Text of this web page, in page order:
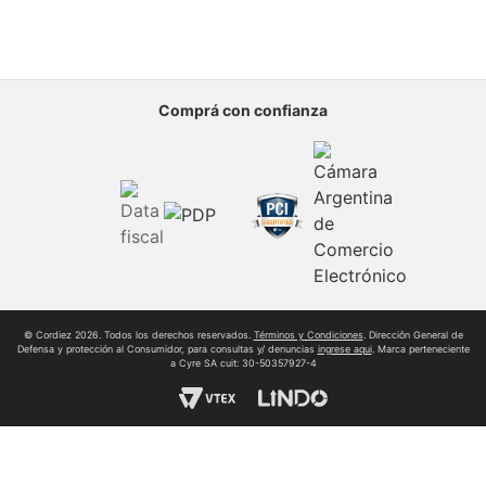
Comprá con confianza
© Cordiez 2026. Todos los derechos reservados. Términos y Condiciones. Direcciôn General de
Defensa y protección al Consumidor, para consultas y/ denuncias ingrese aqui. Marca perteneciente
a Cyre SA cuit: 30-50357927-4